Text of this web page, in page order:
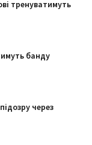
тренуватимуть
банду
через